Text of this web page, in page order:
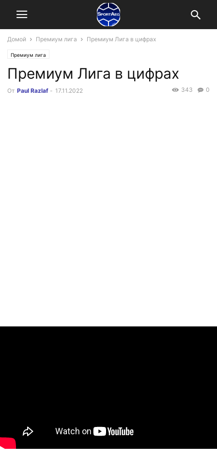
Домой Премиум лига Премиум Лига в цифрах
Премиум лига
Премиум Лига в цифрах
От Paul Razlaf - 17.11.2022 0
343